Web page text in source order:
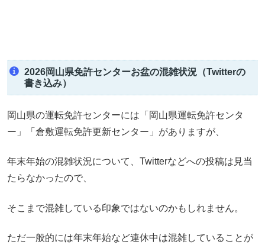
2026岡山県免許センターお盆の混雑状況（Twitterの
書き込み）
岡山県の運転免許センターには「岡山県運転免許センタ
ー」「倉敷運転免許更新センター」がありますが、
年末年始の混雑状況について、Twitterなどへの投稿は見当
たらなかったので、
そこまで混雑している印象ではないのかもしれません。
ただ一般的には年末年始など連休中は混雑していることが